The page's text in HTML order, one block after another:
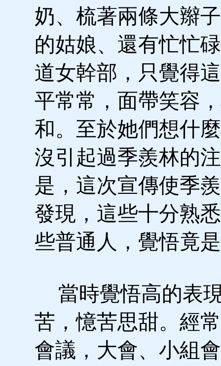
奶、梳著兩條大辮
的姑娘、還有忙忙
道女幹部，只覺得
平常常，面帶笑容
和。至於她們想什
沒引起過季羨林的
是，這次宣傳使季
發現，這些十分熟
些普通人，覺悟竟
當時覺悟高的表
苦，憶苦思甜。經
會議，大會、小組